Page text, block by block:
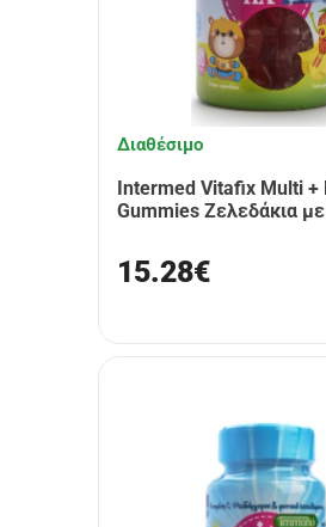
Διαθέσιμο
Intermed Vitafix Multi +
Gummies Ζελεδάκια
15.28€